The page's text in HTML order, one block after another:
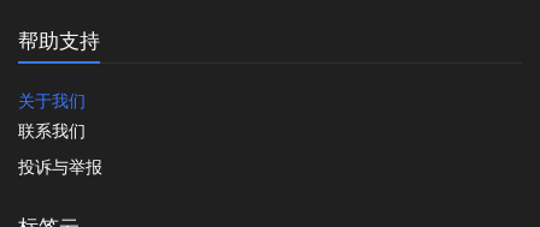
帮助支持
关于我们
联系我们
投诉与举报